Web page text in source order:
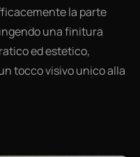
la parte
una finitura
ed estetico,
tocco visivo unico alla